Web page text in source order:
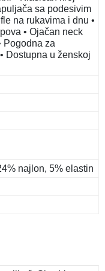
sa podesivim
na rukavima i dnu •
• Ojačan neck
Pogodna za
Dostupna u ženskoj
najlon, 5% elastin